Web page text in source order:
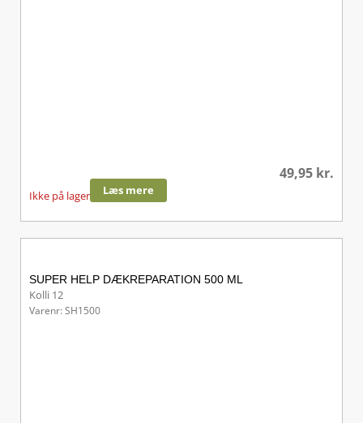
49,95 kr.
Ikke på lager Læs mere
SUPER HELP DÆKREPARATION 500 ML
Kolli 12
Varenr: SH1500